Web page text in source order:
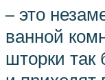
– это
ванной
шторки так